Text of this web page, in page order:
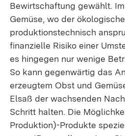
Bewirtschaftung gewählt.
Gemüse, wo der
produktionstechnisch
finanzielle Risiko einer
es hingegen nur wenige
So kann gegenwärtig das
erzeugtem Obst und
Elsaß der wachsenden
Schritt halten. Die
Produktion)-Produkte